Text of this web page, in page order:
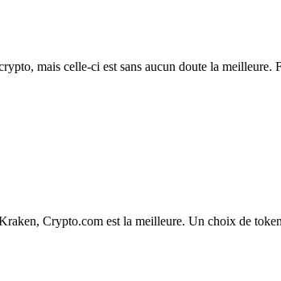
mais celle-ci est sans aucun doute la
Crypto.com est la meilleure. Un choix de